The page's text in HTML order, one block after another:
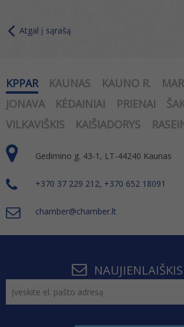
Atgal į sąrašą
KPPAR KAUNAS KAUNO R.
JONAVA
KĖDAINIAI PRIENAI
VILKAVIŠKIS
KAIŠIADORYS
Gedimino g. 43-1, LT-44240 Kaunas
+370 37 229 212, +370 652 18091
chamber@chamber.lt
NAUJIENLAIŠKIS